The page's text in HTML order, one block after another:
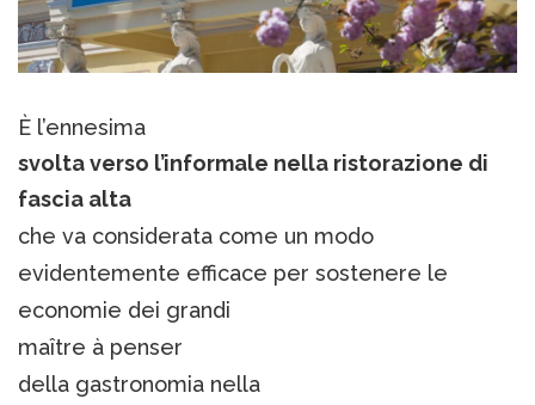
È l’ennesima
svolta verso l’informale nella ristorazione di
fascia alta
che va considerata come un modo
evidentemente efficace per sostenere le
economie dei grandi
maître à penser
della gastronomia nella